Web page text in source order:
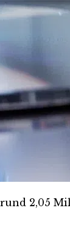
rund 2,05